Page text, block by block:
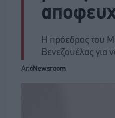
Η πρόεδρος του
Βενεζουέλας για
ΑπόNewsroom